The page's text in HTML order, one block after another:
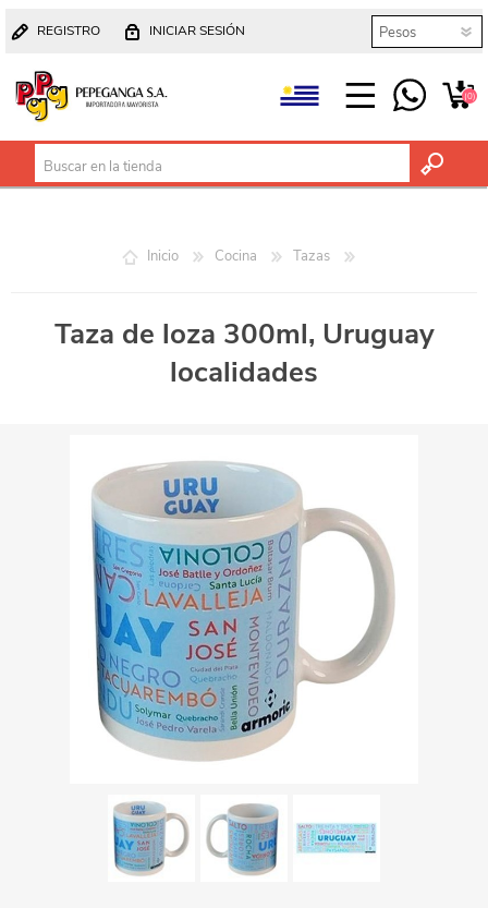
REGISTRO INICIAR SESIÓN
(0)
Inicio Cocina Tazas
Taza de loza 300ml, Uruguay
localidades